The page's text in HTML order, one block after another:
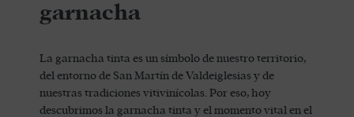
garnacha
La garnacha tinta es un símbolo de nuestro territorio,
del entorno de San Martín de Valdeiglesias y de
nuestras tradiciones vitivinícolas. Por eso, hoy
descubrimos la garnacha tinta y el momento vital en el